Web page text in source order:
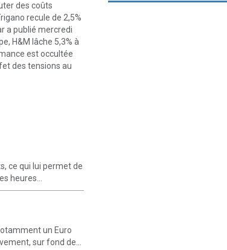
des coûts
recule de 2,5%
a publié mercredi
H&M lâche 5,3% à
est occultée
des tensions au
ce qui lui permet de
heures...
un Euro
sur fond de...